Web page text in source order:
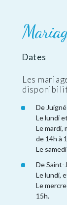
Dates
Les
De
Le lundi
Le mardi,
de 14h à
Le
De Saint-
Le lundi,
Le
15h.